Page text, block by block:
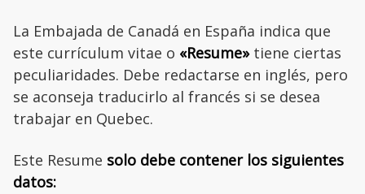
La Embajada de Canadá en España indica que
este currículum vitae o «Resume»tiene ciertas
peculiaridades. Debe redactarse en inglés, pero
se aconseja traducirlo al francés si se desea
trabajar en Quebec.
Este Resume solo debe contener los siguientes
datos: